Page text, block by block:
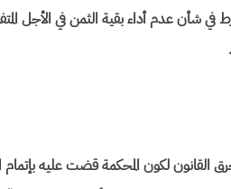
شأن عدم أداء بقية الثمن في الأجل
القانون لكون المحكمة قضت عليه